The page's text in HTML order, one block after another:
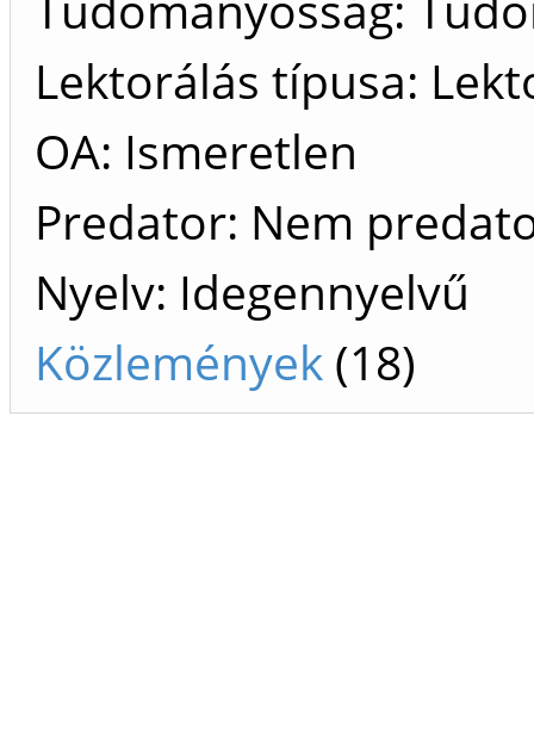
Lektorálás típusa:
OA: Ismeretlen
Predator: Nem
Nyelv: Idegennyelvű
Közlemények (18)